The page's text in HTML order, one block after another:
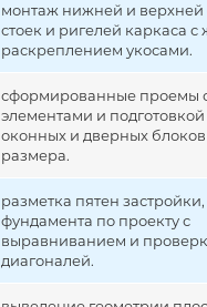
монтаж нижней и верхней
стоек и ригелей каркаса с
раскреплением укосами.
сформированные проемы
элементами и
оконных и дверных
размера.
разметка пятен застройки,
фундамента по проекту с
выравниванием и
диагоналей.